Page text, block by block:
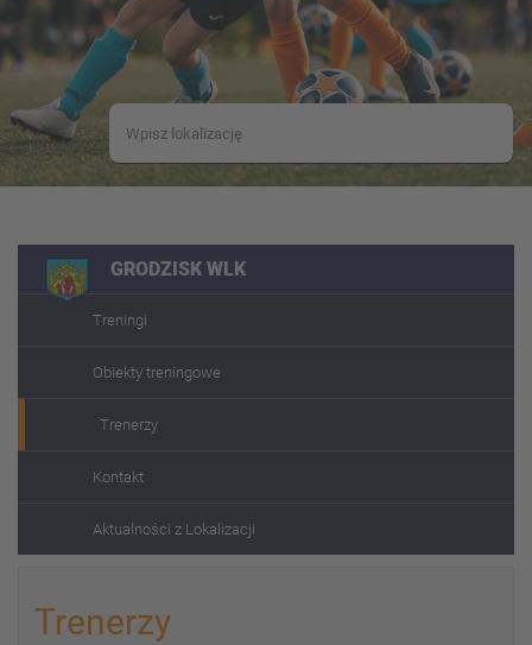
GRODZISK WLK
Treningi
Obiekty treningowe
Trenerzy
Kontakt
Aktualności z Lokalizacji
Trenerzy